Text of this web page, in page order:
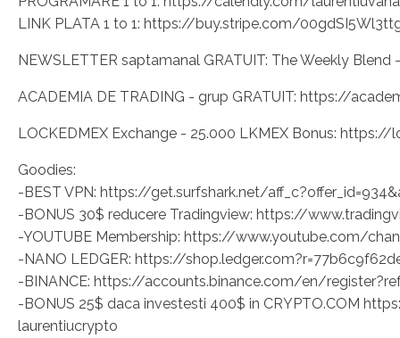
LINK PLATA 1 to 1: https://buy.stripe.com/
NEWSLETTER saptamanal GRATUIT: The Weekly
ACADEMIA DE TRADING - grup GRATUIT: https://
LOCKEDMEX Exchange - 25.000 LKMEX Bonus:
Goodies:
-BEST VPN: https://get.surfshark.net/
-BONUS 30$ reducere Tradingview: https://
-YOUTUBE Membership: https://www.youtube.com/
-NANO LEDGER: https://
-BINANCE: https://accounts.binance.com/en/
-BONUS 25$ daca investesti 400$ in CRYPTO.COM
laurentiucrypto